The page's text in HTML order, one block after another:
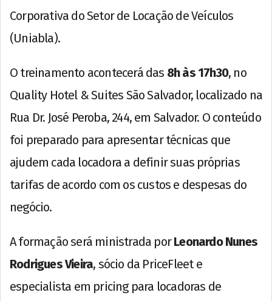
Corporativa do Setor de Locação de Veículos
(Uniabla).
O treinamento acontecerá das 8h às 17h30, no
Quality Hotel & Suites São Salvador, localizado na
Rua Dr. José Peroba, 244, em Salvador. O conteúdo
foi preparado para apresentar técnicas que
ajudem cada locadora a definir suas próprias
tarifas de acordo com os custos e despesas do
negócio.
A formação será ministrada porLeonardo Nunes
Rodrigues Vieira, sócio da PriceFleet e
especialista em pricing para locadoras de